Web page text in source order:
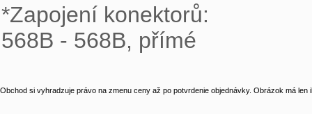
*Zapojení konektorů:
568B - 568B, přímé
Obchod si vyhradzuje právo na zmenu ceny až po potvrdenie objednávky. Obrázok má len